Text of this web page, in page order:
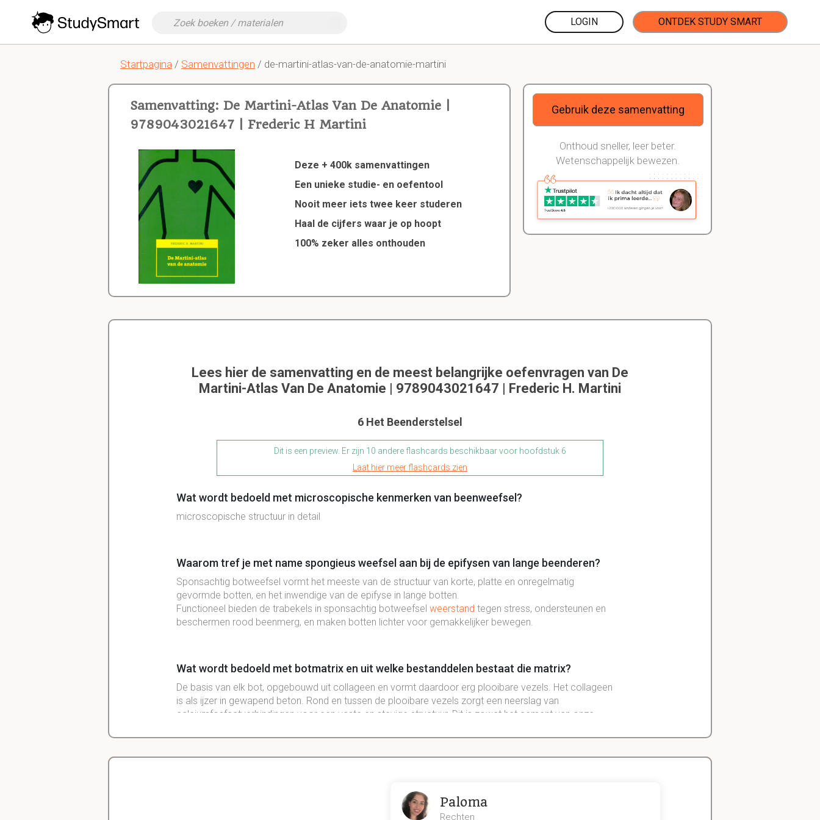
LOGIN ONTDEK STUDY SMART
Startpagina / Samenvattingen / de-martini-atlas-van-de-anatomie-martini
Samenvatting: De Martini-Atlas Van De Anatomie |
9789043021647 | Frederic H Martini
Deze + 400k samenvattingen
Een unieke studie- en oefentool
Nooit meer iets twee keer studeren
Haal de cijfers waar je op hoopt
100% zeker alles onthouden
Gebruik deze samenvatting
Onthoud sneller, leer beter.
Wetenschappelijk bewezen.
Lees hier de samenvatting en de meest belangrijke oefenvragen van De
Martini-Atlas Van De Anatomie | 9789043021647 | Frederic H. Martini
6 Het Beenderstelsel
Dit is een preview. Er zijn 10 andere flashcards beschikbaar voor hoofdstuk 6
Laat hier meer flashcards zien
Wat wordt bedoeld met microscopische kenmerken van beenweefsel?
microscopische structuur in detail
Waarom tref je met name spongieus weefsel aan bij de epifysen van lange beenderen?
Sponsachtig botweefsel vormt het meeste van de structuur van korte, platte en onregelmatig
gevormde botten, en het inwendige van de epifyse in lange botten.
Functioneel bieden de trabekels in sponsachtig botweefsel weerstand tegen stress, ondersteunen en
beschermen rood beenmerg, en maken botten lichter voor gemakkelijker bewegen.
Wat wordt bedoeld met botmatrix en uit welke bestanddelen bestaat die matrix?
De basis van elk bot, opgebouwd uit collageen en vormt daardoor erg plooibare vezels. Het collageen
is als ijzer in gewapend beton. Rond en tussen de plooibare vezels zorgt een neerslag van
calciumfosfaatverbindingen voor een vaste en stevige structuur. Dit is zowat het cement van onze
Mineralen (vooral calcium en fosfor) en vitamines (C, K en B12) zijn nodig voor botgroei.
Paloma
Rechten